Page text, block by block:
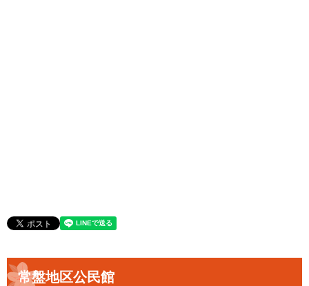
常盤地区公民館